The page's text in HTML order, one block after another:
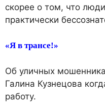
скорее о том, что
практически
«Я в трансе!»
Об уличных
Галина Кузнецова
работу.